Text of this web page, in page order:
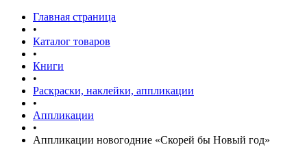
Главная страница
•
Каталог товаров
•
Книги
•
Раскраски, наклейки, аппликации
•
Аппликации
•
Аппликации новогодние «Скорей бы Новый год»